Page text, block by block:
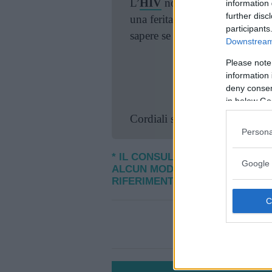
information
further
Please
information
deny
in below
Google
L’HIV non si trasmette con
una ferita o gengive
sapere se lo avete prima di
Continua a
Cordiali saluti
* IL CONSULTO ONLINE È
ALCUN MODO IL PARERE DEL
RIFERIMENTO